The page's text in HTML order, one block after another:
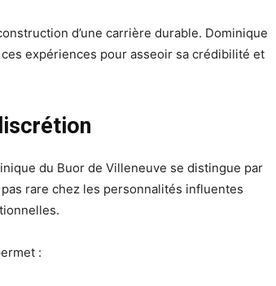
d’une carrière durable. Dominique
expériences pour asseoir sa crédibilité et
du Buor de Villeneuve se distingue par
rare chez les personnalités influentes
: